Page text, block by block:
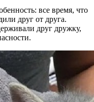
все время, что
друг от друга.
друг дружку,